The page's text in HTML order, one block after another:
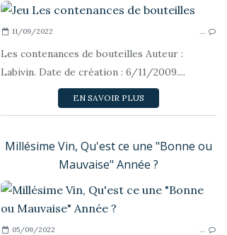
11/09/2022 …
Les contenances de bouteilles Auteur :
Labivin. Date de création : 6/11/2009....
EN SAVOIR PLUS
CATÉGORIES DE VINS
Millésime Vin, Qu'est ce une "Bonne ou
Mauvaise" Année ?
05/09/2022 …